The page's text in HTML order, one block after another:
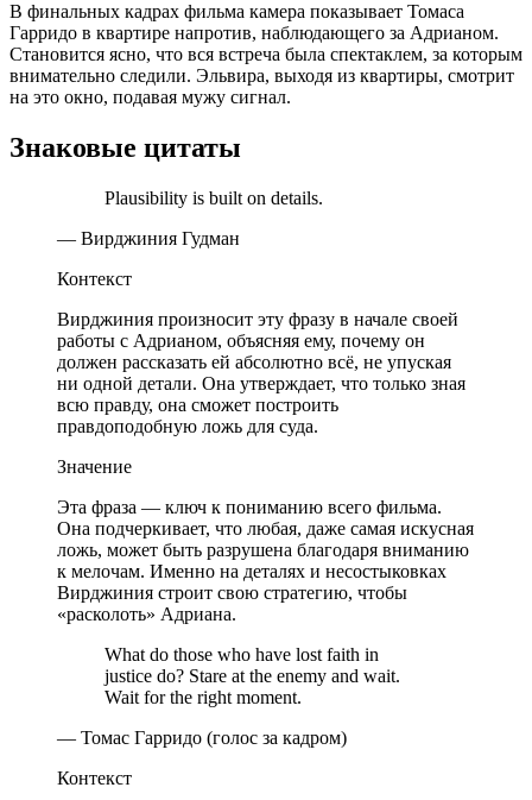
В финальных кадрах фильма камера показывает Томаса
Гарридо в квартире напротив, наблюдающего за Адрианом.
Становится ясно, что вся встреча была спектаклем, за которым
внимательно следили. Эльвира, выходя из квартиры, смотрит
на это окно, подавая мужу сигнал.
Знаковые цитаты
Plausibility is built on details.
— Вирджиния Гудман
Контекст
Вирджиния произносит эту фразу в начале своей
работы с Адрианом, объясняя ему, почему он
должен рассказать ей абсолютно всё, не упуская
ни одной детали. Она утверждает, что только зная
всю правду, она сможет построить
правдоподобную ложь для суда.
Значение
Эта фраза — ключ к пониманию всего фильма.
Она подчеркивает, что любая, даже самая искусная
ложь, может быть разрушена благодаря вниманию
к мелочам. Именно на деталях и несостыковках
Вирджиния строит свою стратегию, чтобы
«расколоть» Адриана.
What do those who have lost faith in
justice do? Stare at the enemy and wait.
Wait for the right moment.
— Томас Гарридо (голос за кадром)
Контекст